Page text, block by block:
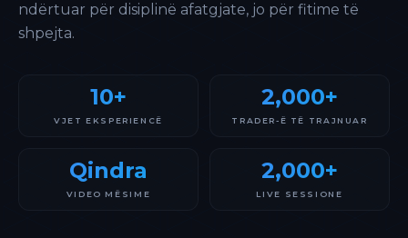
ndërtuar për disiplinë afatgjate, jo për fitime të
shpejta.
10+
VJET EKSPERIENCË
2,000+
TRADER-Ë TË TRAJNUAR
Qindra
VIDEO MËSIME
2,000+
LIVE SESSIONE